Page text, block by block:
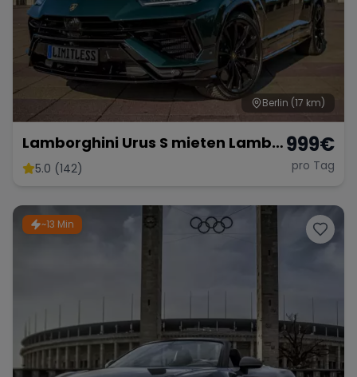
Berlin (17 km)
Lamborghini Urus S mieten Lambo
SUV Sportwagen Hochzeitsauto
5.0 (142)
999€
pro Tag
~13 Min